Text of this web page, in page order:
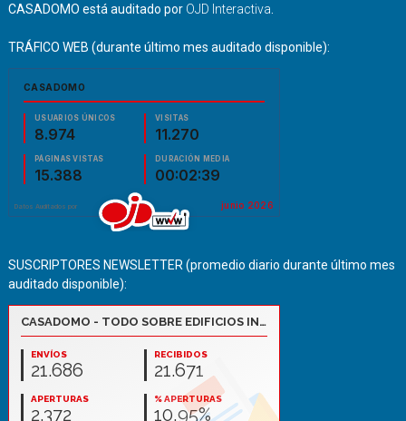
CASADOMO está auditado por OJD Interactiva
TRÁFICO WEB (durante último mes auditado disponible):
SUSCRIPTORES NEWSLETTER (promedio diario durante último mes
auditado disponible):